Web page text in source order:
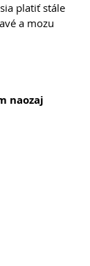
platiť stále
a mozu
naozaj